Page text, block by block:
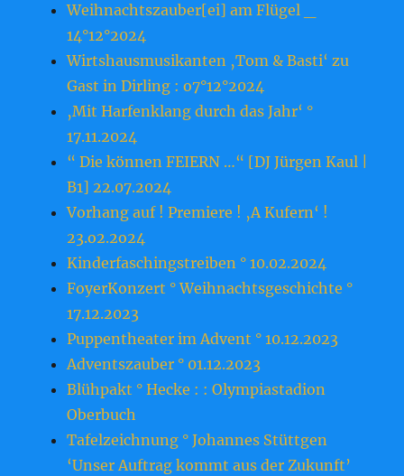
Weihnachtszauber[ei] am Flügel _
14°12°2024
Wirtshausmusikanten ‚Tom & Basti‘ zu
Gast in Dirling : o7°12°2024
‚Mit Harfenklang durch das Jahr‘ °
17.11.2024
“ Die können FEIERN …“ [DJ Jürgen Kaul |
B1] 22.07.2024
Vorhang auf ! Premiere ! ‚A Kufern‘ !
23.o2.2o24
Kinderfaschingstreiben ° 10.02.2024
FoyerKonzert ° Weihnachtsgeschichte °
17.12.2023
Puppentheater im Advent ° 10.12.2023
Adventszauber ° 01.12.2023
Blühpakt ° Hecke : : Olympiastadion
Oberbuch
Tafelzeichnung ° Johannes Stüttgen
‘Unser Auftrag kommt aus der Zukunft’